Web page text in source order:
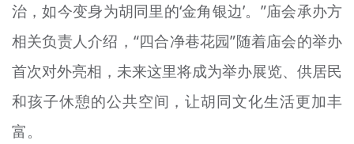
治，如今变身为胡同里的‘金角银边’。”庙会承办方
相关负责人介绍，“四合净巷花园”随着庙会的举办
首次对外亮相，未来这里将成为举办展览、供居民
和孩子休憩的公共空间，让胡同文化生活更加丰
富。